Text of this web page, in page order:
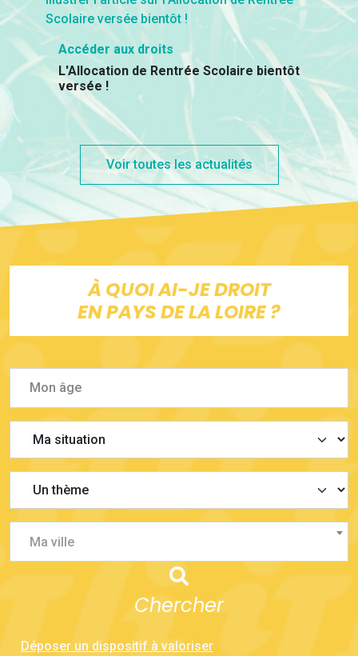
Accéder aux droits
L'Allocation de Rentrée Scolaire bientôt
versée !
Voir toutes les actualités
À QUOI AI-JE DROIT
EN PAYS DE LA LOIRE ?
Ma ville
Chercher
Déposer un dispositif à valoriser